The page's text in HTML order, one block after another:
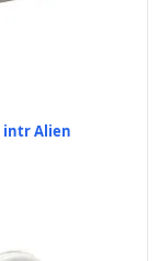
intr Alien